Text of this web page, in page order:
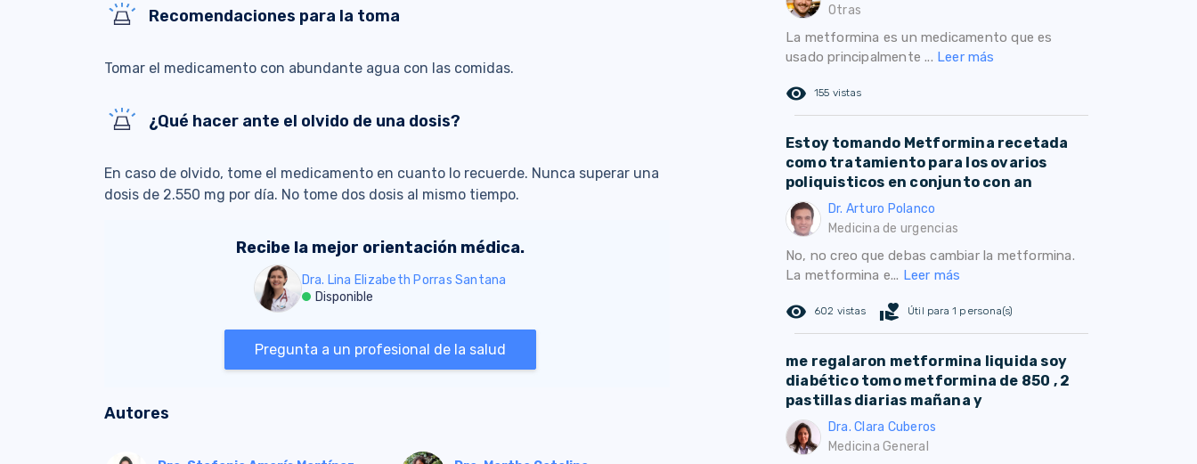
Recomendaciones para la toma
Tomar el medicamento con abundante agua con las comidas.
¿Qué hacer ante el olvido de una dosis?
En caso de olvido, tome el medicamento en cuanto lo recuerde. Nunca superar una
dosis de 2.550 mg por día. No tome dos dosis al mismo tiempo.
Recibe la mejor orientación médica.
Dra. Lina Elizabeth Porras Santana
Disponible
Pregunta a un profesional de la salud
Autores
Otras
La metformina es un medicamento que es
usado principalmente ... Leer más
remove_red_eye 155 vistas
Estoy tomando Metformina recetada
como tratamiento para los ovarios
poliquisticos en conjunto con an
Dr. Arturo Polanco
Medicina de urgencias
No, no creo que debas cambiar la metformina.
La metformina e... Leer más
remove_red_eye 602 vistas volunteer_activism Útil para 1 persona(s)
me regalaron metformina liquida soy
diabético tomo metformina de 850 , 2
pastillas diarias mañana y
Dra. Clara Cuberos
Medicina General